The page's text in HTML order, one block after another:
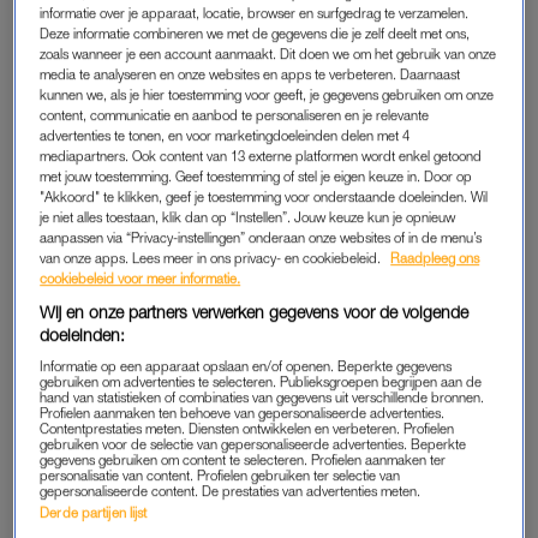
Irak verzwegen
Alle reden om de voormalig voetballer volledig door te lichten.
Inclusief zijn telefoon. En wat bleek? Daar stonden foto’s van
Tommies reis naar Irak op. En dat terwijl hij had ingevuld nooit
in Irak te zijn geweest. “Als je dat wel invult, mag je Amerika
sowieso niet in. Mijn paspoort was drie jaar oud, en ik ben zes
à zeven jaar geleden naar Irak geweest.”
Goed verhaal van Tommie van der Leegte,
die nogal aangepakt werd door de
Amerikaanse autoriteiten. Maar ja, wat
verwacht je dan als je liegt op je ESTA en je
paspoort onvolledig is 😂.
pic.twitter.com/5qxQcaa6bK
— Eric Konings (@KoningsEric)January 23, 2018
informatie over je apparaat, locatie, browser en surfgedrag te verzamelen.
Deze informatie combineren we met de gegevens die je zelf deelt met ons,
zoals wanneer je een account aanmaakt. Dit doen we om het gebruik van onze
media te analyseren en onze websites en apps te verbeteren. Daarnaast
kunnen we, als je hier toestemming voor geeft, je gegevens gebruiken om onze
content, communicatie en aanbod te personaliseren en je relevante
advertenties te tonen, en voor marketingdoeleinden delen met 4
mediapartners. Ook content van 13 externe platformen wordt enkel getoond
met jouw toestemming. Geef toestemming of stel je eigen keuze in. Door op
"Akkoord" te klikken, geef je toestemming voor onderstaande doeleinden. Wil
je niet alles toestaan, klik dan op “Instellen”. Jouw keuze kun je opnieuw
aanpassen via “Privacy-instellingen” onderaan onze websites of in de menu’s
van onze apps. Lees meer in ons privacy- en cookiebeleid.
Raadpleeg ons
cookiebeleid voor meer informatie.
Wij en onze partners verwerken gegevens voor de volgende
doeleinden:
Informatie op een apparaat opslaan en/of openen. Beperkte gegevens
gebruiken om advertenties te selecteren. Publieksgroepen begrijpen aan de
hand van statistieken of combinaties van gegevens uit verschillende bronnen.
Profielen aanmaken ten behoeve van gepersonaliseerde advertenties.
Contentprestaties meten. Diensten ontwikkelen en verbeteren. Profielen
gebruiken voor de selectie van gepersonaliseerde advertenties. Beperkte
gegevens gebruiken om content te selecteren. Profielen aanmaken ter
personalisatie van content. Profielen gebruiken ter selectie van
gepersonaliseerde content. De prestaties van advertenties meten.
Derde partijen lijst